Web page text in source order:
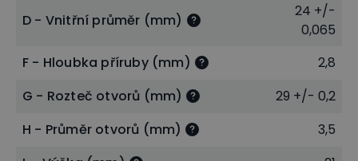
D - Vnitřní průměr (mm)
24 +/-
0,065
F - Hloubka příruby (mm)
2,8
G - Rozteč otvorů (mm)
29 +/- 0,2
H - Průměr otvorů (mm)
3,5